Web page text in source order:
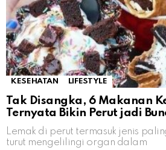
KESEHATAN LIFESTYLE
Tak Disangka, 6 Makanan
Ternyata Bikin Perut jadi
Lemak di perut termasuk jenis
turut mengelilingi organ dalam